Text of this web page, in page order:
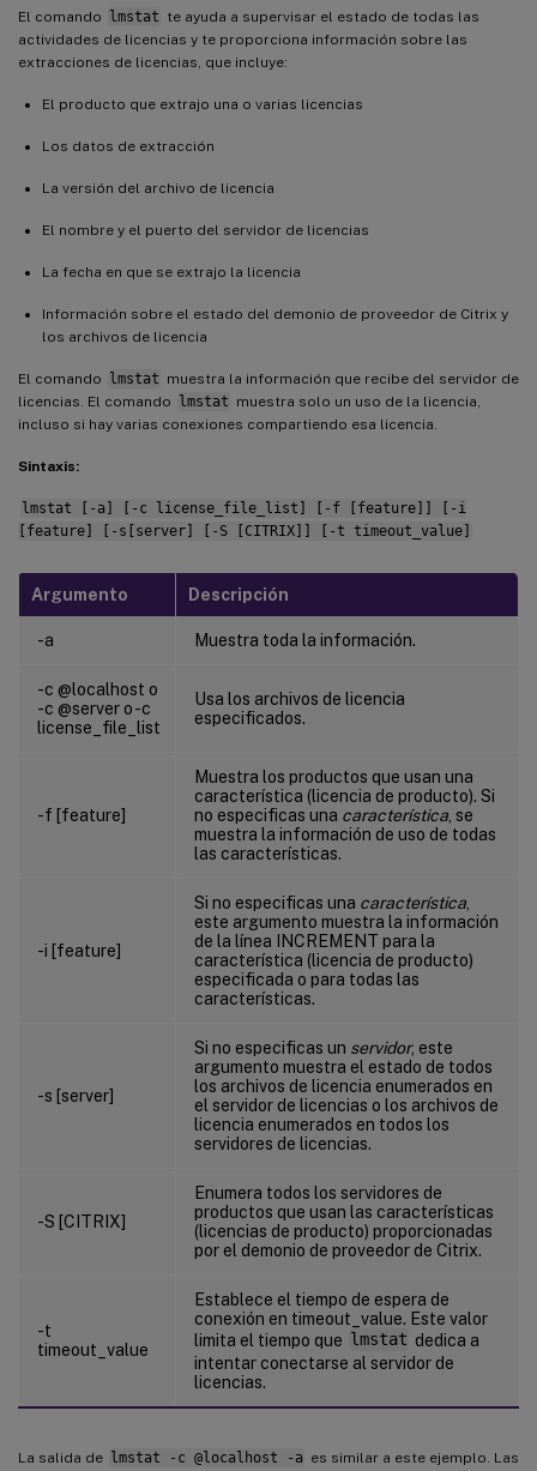
El comando lmstat te ayuda a supervisar el estado de todas las
actividades de licencias y te proporciona información sobre las
extracciones de licencias, que incluye:
El producto que extrajo una o varias licencias
Los datos de extracción
La versión del archivo de licencia
El nombre y el puerto del servidor de licencias
La fecha en que se extrajo la licencia
Información sobre el estado del demonio de proveedor de Citrix y
los archivos de licencia
El comando lmstat muestra la información que recibe del servidor de
licencias. El comando lmstat muestra solo un uso de la licencia,
incluso si hay varias conexiones compartiendo esa licencia.
Sintaxis:
lmstat [-a] [-c license_file_list] [-f [feature]] [-i
[feature] [-s[server] [-S [CITRIX]] [-t timeout_value]
Argumento Descripción
-a Muestra toda la información.
-c @localhost o
-c @server o -c
license_file_list
Usa los archivos de licencia
especificados.
-f [feature]
Muestra los productos que usan una
característica (licencia de producto). Si
no especificas una característica , se
muestra la información de uso de todas
las características.
-i [feature]
Si no especificas una característica
este argumento muestra la información
de la línea INCREMENT para la
característica (licencia de producto)
especificada o para todas las
características.
-s [server]
Si no especificas un servidor, este
argumento muestra el estado de todos
los archivos de licencia enumerados en
el servidor de licencias o los archivos de
licencia enumerados en todos los
servidores de licencias.
-S [CITRIX]
Enumera todos los servidores de
productos que usan las características
(licencias de producto) proporcionadas
por el demonio de proveedor de Citrix.
-t
timeout_value
Establece el tiempo de espera de
conexión en timeout_value. Este valor
limita el tiempo que
lmstat dedica a
intentar conectarse al servidor de
licencias.
La salida de lmstat -c @localhost -a es similar a este ejemplo. Las